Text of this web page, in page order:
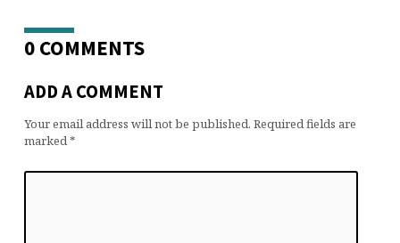
0 COMMENTS
ADD A COMMENT
Your email address will not be published. Required fields are
marked*